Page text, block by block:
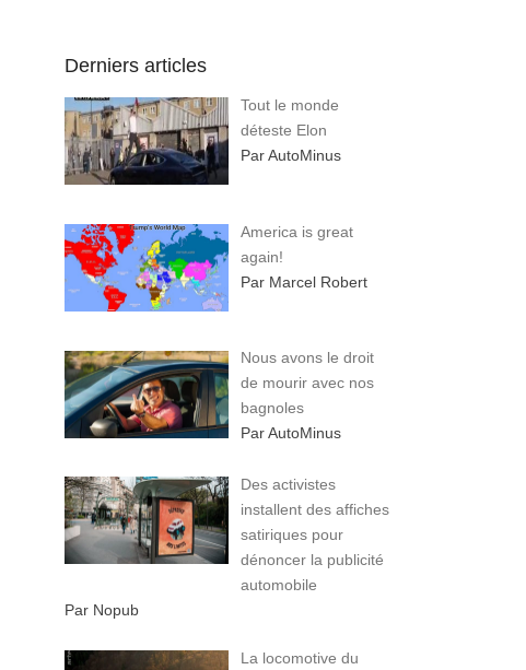
Derniers articles
Tout le monde
déteste Elon
Par AutoMinus
America is great
again!
Par Marcel Robert
Nous avons le droit
de mourir avec nos
bagnoles
Par AutoMinus
Des activistes
installent des affiches
satiriques pour
dénoncer la publicité
automobile
Par Nopub
La locomotive du